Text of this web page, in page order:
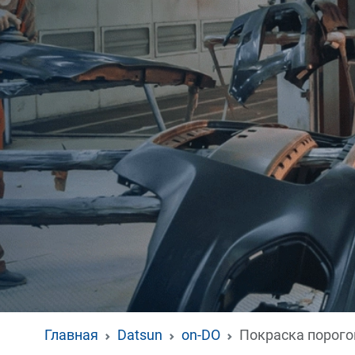
Главная Datsun on-DO Покраска